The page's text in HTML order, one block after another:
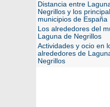
Distancia entre
Negrillos y los
municipios de España
Los alrededores del
Laguna de Negrillos
Actividades y ocio en
alrededores de
Negrillos